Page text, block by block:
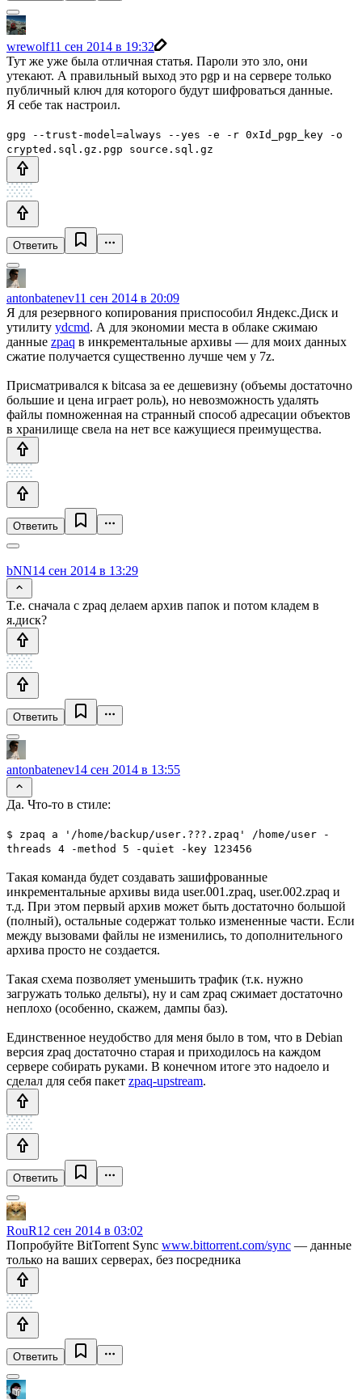
wrewolf11 сен 2014 в 19:32
Тут же уже была отличная статья. Пароли это зло, они
утекают. А правильный выход это pgp и на сервере только
публичный ключ для которого будут шифроваться данные.
Я себе так настроил.
gpg --trust-model=always --yes -e -r 0xId_pgp_key -o
crypted.sql.gz.pgp source.sql.gz
Ответить
antonbatenev11 сен 2014 в 20:09
Я для резервного копирования приспособил Яндекс.Диск и
утилиту ydcmd. А для экономии места в облаке сжимаю
данные zpaq в инкрементальные архивы — для моих данных
сжатие получается существенно лучше чем у 7z.
Присматривался к bitcasa за ее дешевизну (объемы достаточно
большие и цена играет роль), но невозможность удалять
файлы помноженная на странный способ адресации объектов
в хранилище свела на нет все кажущиеся преимущества.
Ответить
bNN14 сен 2014 в 13:29
Т.е. сначала с zpaq делаем архив папок и потом кладем в
я.диск?
Ответить
antonbatenev14 сен 2014 в 13:55
Да. Что-то в стиле:
$ zpaq a '/home/backup/user.???.zpaq' /home/user -
threads 4 -method 5 -quiet -key 123456
Такая команда будет создавать зашифрованные
инкрементальные архивы вида user.001.zpaq, user.002.zpaq и
т.д. При этом первый архив может быть достаточно большой
(полный), остальные содержат только измененные части. Если
между вызовами файлы не изменились, то дополнительного
архива просто не создается.
Такая схема позволяет уменьшить трафик (т.к. нужно
загружать только дельты), ну и сам zpaq сжимает достаточно
неплохо (особенно, скажем, дампы баз).
Единственное неудобство для меня было в том, что в Debian
версия zpaq достаточно старая и приходилось на каждом
сервере собирать руками. В конечном итоге это надоело и
сделал для себя пакет zpaq-upstream.
Ответить
RouR12 сен 2014 в 03:02
Попробуйте BitTorrent Sync www.bittorrent.com/sync — данные
только на ваших серверах, без посредника
Ответить